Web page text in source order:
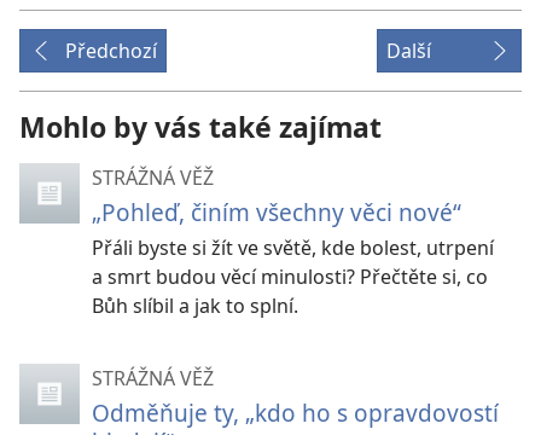
Předchozí Další
Mohlo by vás také zajímat
STRÁŽNÁ VĚŽ
„Pohleď, činím všechny věci nové“
Přáli byste si žít ve světě, kde bolest, utrpení
a smrt budou věcí minulosti? Přečtěte si, co
Bůh slíbil a jak to splní.
STRÁŽNÁ VĚŽ
Odměňuje ty, „kdo ho s opravdovostí